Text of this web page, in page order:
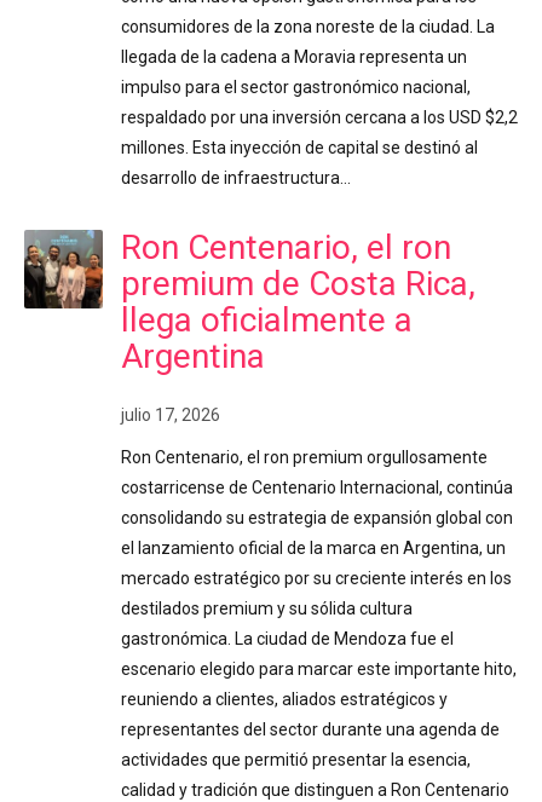
consumidores de la zona noreste de la ciudad. La
llegada de la cadena a Moravia representa un
impulso para el sector gastronómico nacional,
respaldado por una inversión cercana a los USD $2,2
millones. Esta inyección de capital se destinó al
desarrollo de infraestructura…
Ron Centenario, el ron
premium de Costa Rica,
llega oficialmente a
Argentina
julio 17, 2026
Ron Centenario, el ron premium orgullosamente
costarricense de Centenario Internacional, continúa
consolidando su estrategia de expansión global con
el lanzamiento oficial de la marca en Argentina, un
mercado estratégico por su creciente interés en los
destilados premium y su sólida cultura
gastronómica. La ciudad de Mendoza fue el
escenario elegido para marcar este importante hito,
reuniendo a clientes, aliados estratégicos y
representantes del sector durante una agenda de
actividades que permitió presentar la esencia,
calidad y tradición que distinguen a Ron Centenario